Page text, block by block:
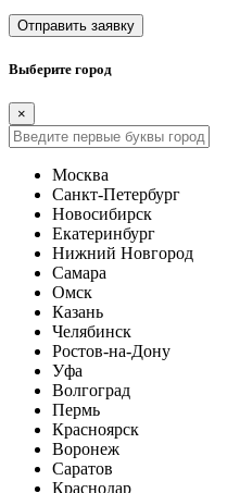
Отправить заявку
Выберите город
×
Москва
Санкт-Петербург
Новосибирск
Екатеринбург
Нижний Новгород
Самара
Омск
Казань
Челябинск
Ростов-на-Дону
Уфа
Волгоград
Пермь
Красноярск
Воронеж
Саратов
Краснодар